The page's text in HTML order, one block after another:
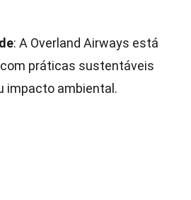
: A Overland Airways está
práticas sustentáveis
impacto ambiental.